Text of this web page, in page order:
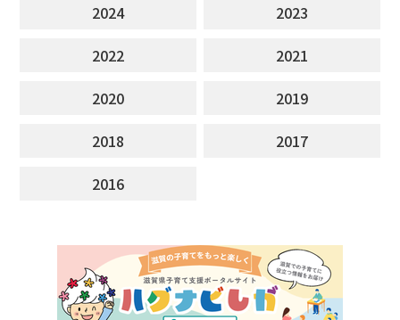
2024
2023
2022
2021
2020
2019
2018
2017
2016